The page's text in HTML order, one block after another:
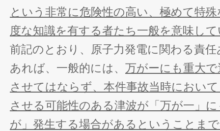
という非常に危険性の高い、極めて特
度な知識を有する者たち一般を意味し
前記のとおり、原子力発電に関わる責
あれば、一般的には、 万がーにも重大
させてはならず、本件事故当時におい
させる可能性のある津波が「万が一」
が」発生する場合があるということま